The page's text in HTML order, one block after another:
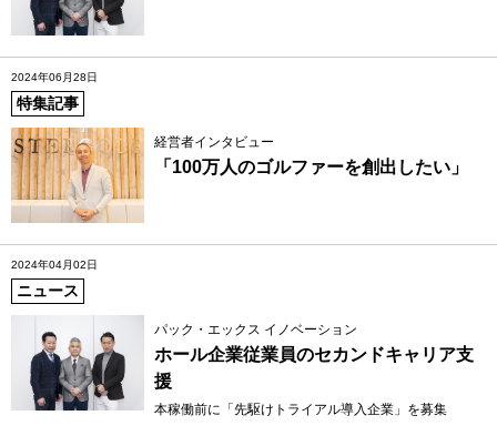
2024年06月28日
特集記事
経営者インタビュー
「100万人のゴルファーを創出したい」
2024年04月02日
ニュース
パック・エックス イノベーション
ホール企業従業員のセカンドキャリア支
援
本稼働前に「先駆けトライアル導入企業」を募集